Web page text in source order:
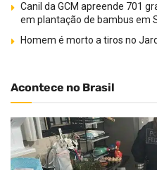
Canil da GCM apreende 701
em plantação de bambus em
Homem é morto a tiros no
Acontece no Brasil